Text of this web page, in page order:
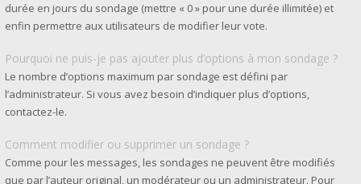
durée en jours du sondage (mettre « 0 » pour une durée illimitée) et
enfin permettre aux utilisateurs de modifier leur vote.
Pourquoi ne puis-je pas ajouter plus d’options à mon sondage ?
Le nombre d’options maximum par sondage est défini par
l’administrateur. Si vous avez besoin d’indiquer plus d’options,
contactez-le.
Comment modifier ou supprimer un sondage ?
Comme pour les messages, les sondages ne peuvent être modifiés
que par l’auteur original, un modérateur ou un administrateur. Pour